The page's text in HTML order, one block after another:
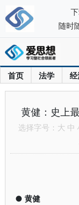
首页 法学
黄健：史上
选择字号： 大 中
● 黄健
随时